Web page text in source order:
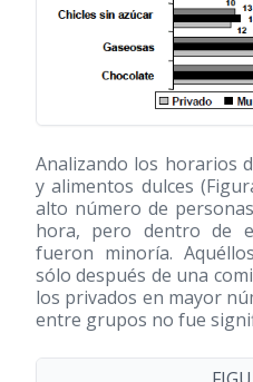
Analizando los horarios
y alimentos dulces
alto número de
hora, pero dentro de
fueron minoría.
sólo después de una
los privados en mayor
entre grupos no fue